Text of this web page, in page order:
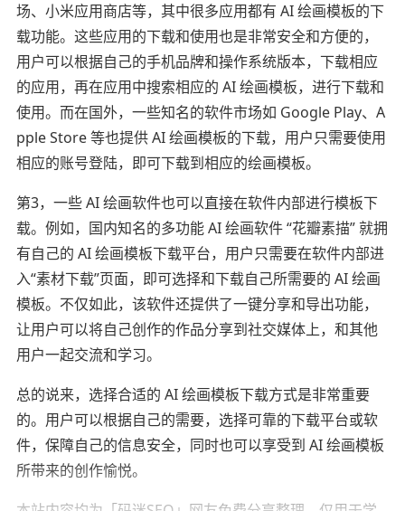
场、小米应用商店等，其中很多应用都有 AI 绘画模板的下
载功能。这些应用的下载和使用也是非常安全和方便的，
用户可以根据自己的手机品牌和操作系统版本，下载相应
的应用，再在应用中搜索相应的 AI 绘画模板，进行下载和
使用。而在国外，一些知名的软件市场如 Google Play、A
pple Store 等也提供 AI 绘画模板的下载，用户只需要使用
相应的账号登陆，即可下载到相应的绘画模板。
第3，一些 AI 绘画软件也可以直接在软件内部进行模板下
载。例如，国内知名的多功能 AI 绘画软件 “花瓣素描” 就拥
有自己的 AI 绘画模板下载平台，用户只需要在软件内部进
入“素材下载”页面，即可选择和下载自己所需要的 AI 绘画
模板。不仅如此，该软件还提供了一键分享和导出功能，
让用户可以将自己创作的作品分享到社交媒体上，和其他
用户一起交流和学习。
总的说来，选择合适的 AI 绘画模板下载方式是非常重要
的。用户可以根据自己的需要，选择可靠的下载平台或软
件，保障自己的信息安全，同时也可以享受到 AI 绘画模板
所带来的创作愉悦。